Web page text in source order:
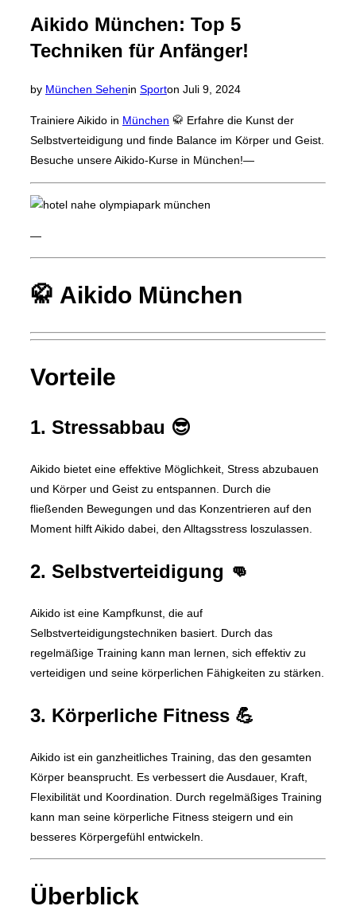
Aikido München: Top 5
Techniken für Anfänger!
by München Sehenin Sporton Posted
Juli 9, 2024
Trainiere Aikido in München 🥋 Erfahre die Kunst der
Selbstverteidigung und finde Balance im Körper und Geist.
Besuche unsere Aikido-Kurse in München!—
—
🥋 Aikido München
Vorteile
1. Stressabbau 😎
Aikido bietet eine effektive Möglichkeit, Stress abzubauen
und Körper und Geist zu entspannen. Durch die
fließenden Bewegungen und das Konzentrieren auf den
Moment hilft Aikido dabei, den Alltagsstress loszulassen.
2. Selbstverteidigung 👊
Aikido ist eine Kampfkunst, die auf
Selbstverteidigungstechniken basiert. Durch das
regelmäßige Training kann man lernen, sich effektiv zu
verteidigen und seine körperlichen Fähigkeiten zu stärken.
3. Körperliche Fitness 💪
Aikido ist ein ganzheitliches Training, das den gesamten
Körper beansprucht. Es verbessert die Ausdauer, Kraft,
Flexibilität und Koordination. Durch regelmäßiges Training
kann man seine körperliche Fitness steigern und ein
besseres Körpergefühl entwickeln.
Überblick